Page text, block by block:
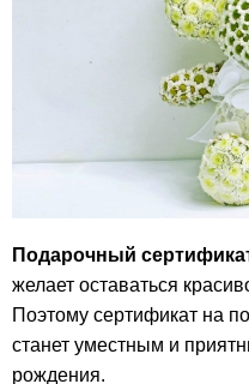
Подарочный
желает оставаться
Поэтому сертификат на
станет уместным и
рождения.